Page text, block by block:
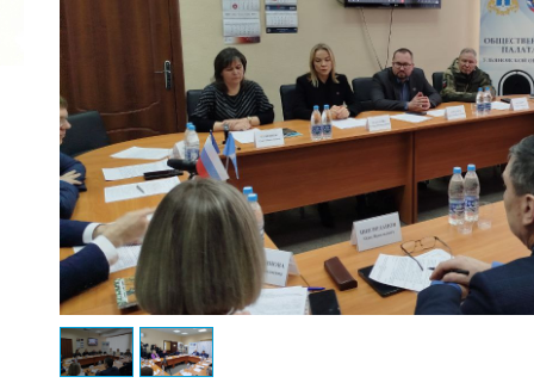
2022 ГОД ПРОВОЗГЛАШЕН ГОДОМ
МАТЕРИ В ЯКУТИИ
19.12.2021